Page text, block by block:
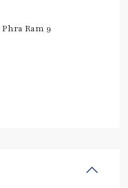
Phra Ram 9